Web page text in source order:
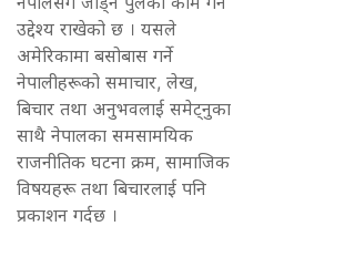
उद्देश्य राखेको छ । यसले
अमेरिकामा बसोबास गर्ने
नेपालीहरूको समाचार, लेख,
बिचार तथा अनुभवलाई समेट्नुका
साथै नेपालका समसामयिक
राजनीतिक घटना क्रम, सामाजिक
विषयहरू तथा बिचारलाई पनि
प्रकाशन गर्दछ ।